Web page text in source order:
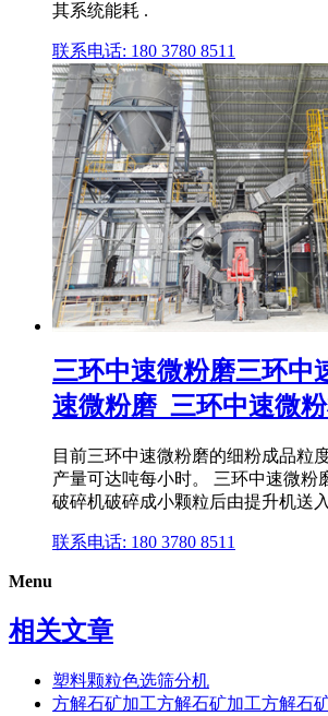
其系统能耗 .
联系电话: 180 3780 8511
三环中速微粉磨三环中
速微粉磨_三环中速微
目前三环中速微粉磨的细粉成品粒
产量可达吨每小时。 三环中速微粉
破碎机破碎成小颗粒后由提升机送
联系电话: 180 3780 8511
Menu
相关文章
塑料颗粒色选筛分机
方解石矿加工方解石矿加工方解石